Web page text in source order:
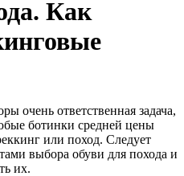
Как
очень ответственная задача,
ботинки средней цены
или поход. Следует
выбора обуви для похода и
их.